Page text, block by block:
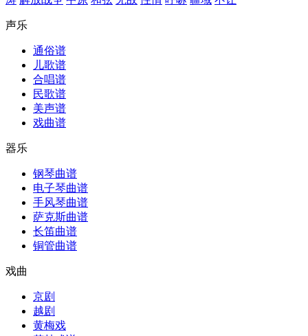
声乐
通俗谱
儿歌谱
合唱谱
民歌谱
美声谱
戏曲谱
器乐
钢琴曲谱
电子琴曲谱
手风琴曲谱
萨克斯曲谱
长笛曲谱
铜管曲谱
戏曲
京剧
越剧
黄梅戏